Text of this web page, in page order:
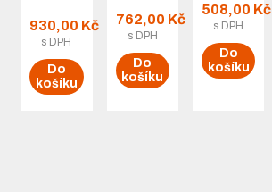
930,00 Kč
s DPH
Do
košíku
762,00 Kč
s DPH
Do
košíku
508,00 Kč
s DPH
Do
košíku